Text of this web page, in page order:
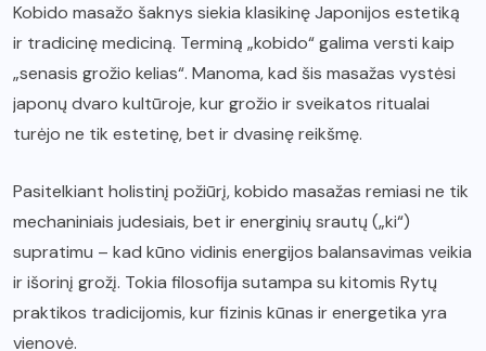
Kobido masažo šaknys siekia klasikinę Japonijos estetiką
ir tradicinę mediciną. Terminą „kobido“ galima versti kaip
„senasis grožio kelias“. Manoma, kad šis masažas vystėsi
japonų dvaro kultūroje, kur grožio ir sveikatos ritualai
turėjo ne tik estetinę, bet ir dvasinę reikšmę.
Pasitelkiant holistinį požiūrį, kobido masažas remiasi ne tik
mechaniniais judesiais, bet ir energinių srautų („ki“)
supratimu – kad kūno vidinis energijos balansavimas veikia
ir išorinį grožį. Tokia filosofija sutampa su kitomis Rytų
praktikos tradicijomis, kur fizinis kūnas ir energetika yra
vienovė.